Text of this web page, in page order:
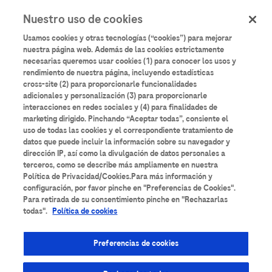
contenido
principal
User
account
menu
Iniciar sesión
AularioRoche
Todos los contenidos Anatomía Patológica
Área de Suero Bancos de Sangre Bioquímica
Cardiología Coagulación Diabetes
Nuestro uso de cookies
Usamos cookies y otras tecnologías (“cookies”) para mejorar
nuestra página web. Además de las cookies estrictamente
necesarias queremos usar cookies (1) para conocer los usos y
rendimiento de nuestra página, incluyendo estadísticas
cross-site (2) para proporcionarle funcionalidades
adicionales y personalización (3) para proporcionarle
interacciones en redes sociales y (4) para finalidades de
marketing dirigido. Pinchando “Aceptar todas”, consiente el
uso de todas las cookies y el correspondiente tratamiento de
datos que puede incluir la información sobre su navegador y
dirección IP, así como la divulgación de datos personales a
terceros, como se describe más ampliamente en nuestra
Política de Privacidad/Cookies.Para más información y
configuración, por favor pinche en "Preferencias de Cookies".
Para retirada de su consentimiento pinche en "Rechazarlas
todas". Política de cookies
Preferencias de cookies